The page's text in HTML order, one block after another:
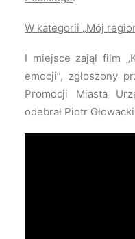
W kategorii „Mój
I miejsce zajął film
emocji”, zgłoszony
Promocji Miasta
odebrał Piotr